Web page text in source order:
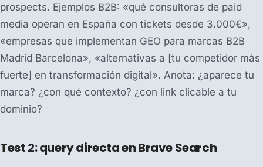
prospects. Ejemplos B2B: «qué consultoras de paid
media operan en España con tickets desde 3.000€»,
«empresas que implementan GEO para marcas B2B
Madrid Barcelona», «alternativas a [tu competidor más
fuerte] en transformación digital». Anota: ¿aparece tu
marca? ¿con qué contexto? ¿con link clicable a tu
dominio?
Test 2: query directa en Brave Search